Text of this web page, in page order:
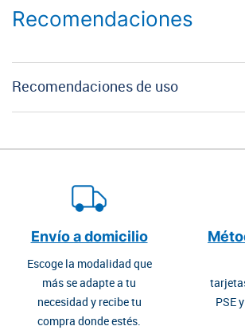
Recomendaciones
Recomendaciones de uso
Envío a domicilio
Escoge la modalidad que
más se adapte a tu
necesidad y recibe tu
compra donde estés.
PSE